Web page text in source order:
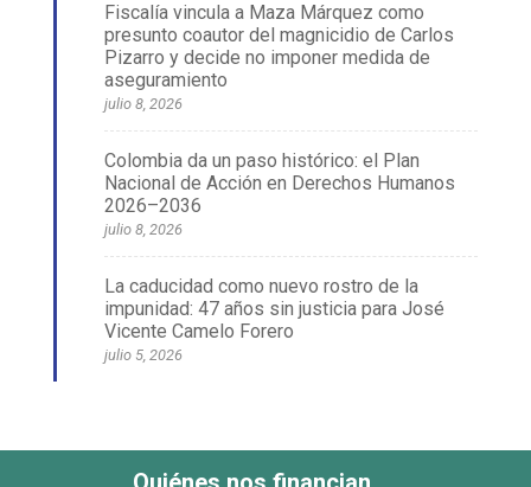
Fiscalía vincula a Maza Márquez como
presunto coautor del magnicidio de Carlos
Pizarro y decide no imponer medida de
aseguramiento
julio 8, 2026
Colombia da un paso histórico: el Plan
Nacional de Acción en Derechos Humanos
2026–2036
julio 8, 2026
La caducidad como nuevo rostro de la
impunidad: 47 años sin justicia para José
Vicente Camelo Forero
julio 5, 2026